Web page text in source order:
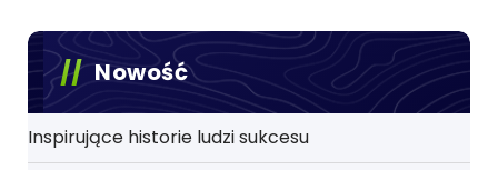
Nowość
Inspirujące historie ludzi sukcesu